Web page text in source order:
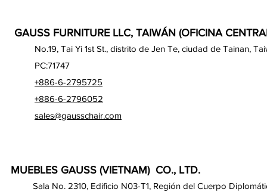
GAUSS FURNITURE LLC, TAIWÁN (OFICINA
No.19, Tai Yi 1st St., distrito de Jen Te, ciudad de Tainan,
PC:71747
+886-6-2795725
+886-6-2796052
sales@gausschair.com
MUEBLES GAUSS (VIETNAM) CO., LTD.
Sala No. 2310, Edificio N03-T1, Región del Cuerpo